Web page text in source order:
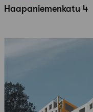
Haapaniemenkatu 4